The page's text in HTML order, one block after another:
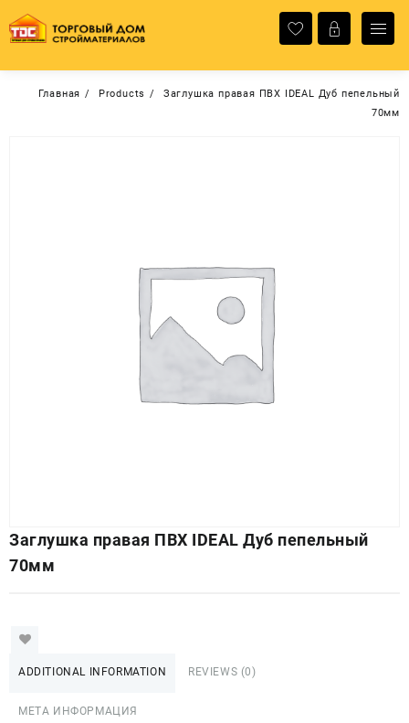
содержимому
Главная Products
Заглушка правая ПВХ IDEAL Дуб пепельный
70мм
Заглушка правая ПВХ IDEAL Дуб пепельный
70мм
ADDITIONAL INFORMATION REVIEWS (0)
МЕТА ИНФОРМАЦИЯ